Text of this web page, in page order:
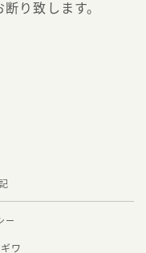
り致します。
ー
ワ